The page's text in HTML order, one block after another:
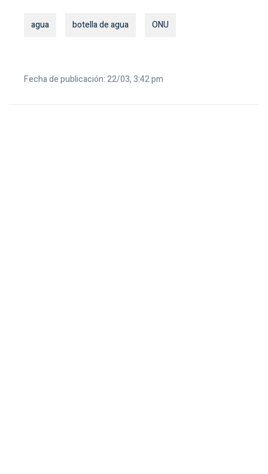
agua botella de agua ONU
Fecha de publicación: 22/03, 3:42 pm